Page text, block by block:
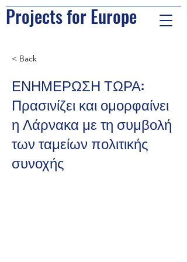
Projects for Europe
< Back
ΕΝΗΜΕΡΩΣΗ ΤΩΡΑ:
Πρασινίζει και ομορφαίνει
η Λάρνακα με τη συμβολή
των ταμείων πολιτικής
συνοχής